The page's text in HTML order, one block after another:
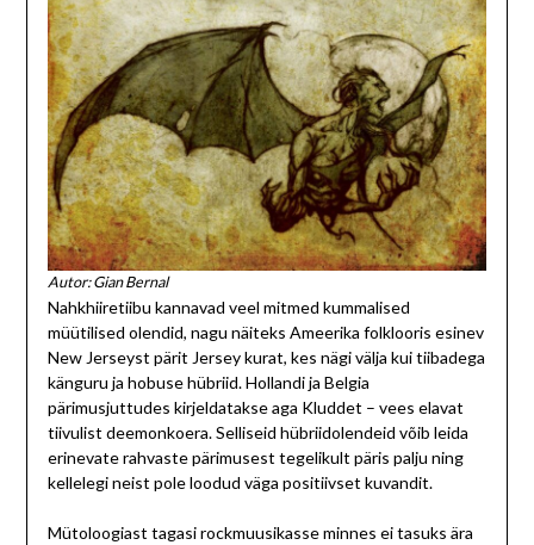
Autor: Gian Bernal
Nahkhiiretiibu kannavad veel mitmed kummalised
müütilised olendid, nagu näiteks Ameerika folklooris esinev
New Jerseyst pärit Jersey kurat, kes nägi välja kui tiibadega
känguru ja hobuse hübriid. Hollandi ja Belgia
pärimusjuttudes kirjeldatakse aga Kluddet – vees elavat
tiivulist deemonkoera. Selliseid hübriidolendeid võib leida
erinevate rahvaste pärimusest tegelikult päris palju ning
kellelegi neist pole loodud väga positiivset kuvandit.
Mütoloogiast tagasi rockmuusikasse minnes ei tasuks ära